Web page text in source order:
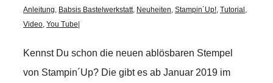
Anleitung, Babsis Bastelwerkstatt, Neuheiten, Stampin´Up!, Tutorial ,
Video, You Tube
Kennst Du schon die neuen ablösbaren Stempel
von Stampin´Up? Die gibt es ab Januar 2019 im